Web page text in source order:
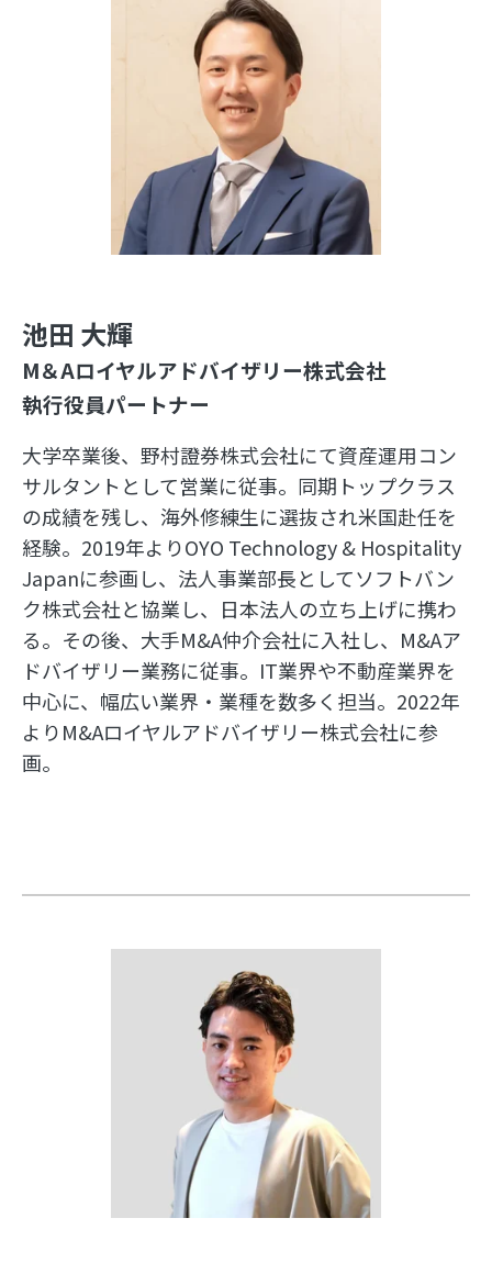
池田 大輝
M＆Aロイヤルアドバイザリー株式会社
執行役員パートナー
大学卒業後、野村證券株式会社にて資産運用コン
サルタントとして営業に従事。同期トップクラス
の成績を残し、海外修練生に選抜され米国赴任を
経験。2019年よりOYO Technology & Hospitality
Japanに参画し、法人事業部長としてソフトバン
ク株式会社と協業し、日本法人の立ち上げに携わ
る。その後、大手M&A仲介会社に入社し、M&Aア
ドバイザリー業務に従事。IT業界や不動産業界を
中心に、幅広い業界・業種を数多く担当。2022年
よりM&Aロイヤルアドバイザリー株式会社に参
画。